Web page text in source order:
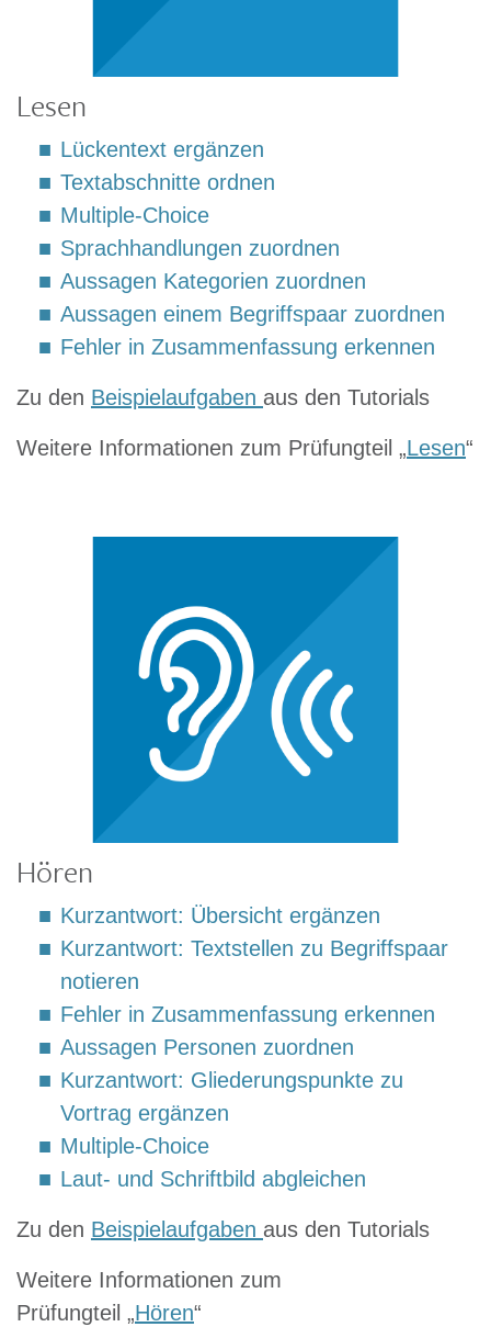
Lesen
Lückentext ergänzen
Textabschnitte ordnen
Multiple-Choice
Sprachhandlungen zuordnen
Aussagen Kategorien zuordnen
Aussagen einem Begriffspaar zuordnen
Fehler in Zusammenfassung erkennen
Zu den Beispielaufgaben aus den Tutorials
Weitere Informationen zum Prüfungteil „Lesen“
Hören
Kurzantwort: Übersicht ergänzen
Kurzantwort: Textstellen zu Begriffspaar
notieren
Fehler in Zusammenfassung erkennen
Aussagen Personen zuordnen
Kurzantwort: Gliederungspunkte zu
Vortrag ergänzen
Multiple-Choice
Laut- und Schriftbild abgleichen
Zu den Beispielaufgaben aus den Tutorials
Weitere Informationen zum
Prüfungteil „Hören“